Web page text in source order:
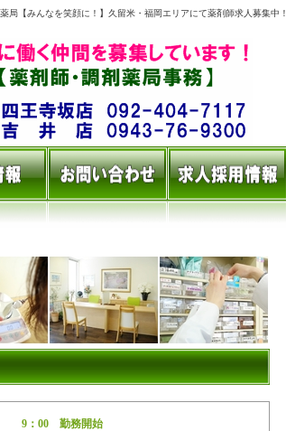
局【みんなを笑顔に！】久留米・福岡エリアにて薬剤師求人募集中！
9：00 勤務開始